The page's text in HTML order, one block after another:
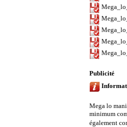
Publicité
Mega lo
minimum
également